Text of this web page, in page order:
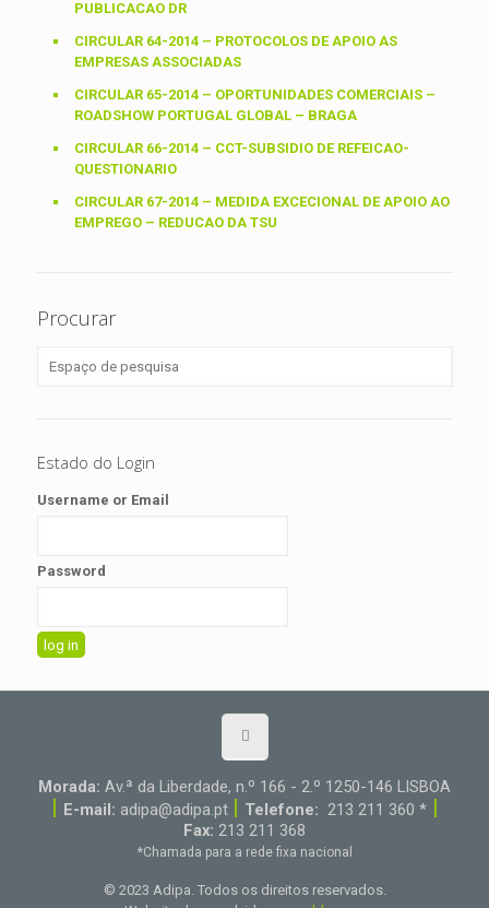
PUBLICACAO DR
CIRCULAR 64-2014 – PROTOCOLOS DE APOIO AS
EMPRESAS ASSOCIADAS
CIRCULAR 65-2014 – OPORTUNIDADES COMERCIAIS –
ROADSHOW PORTUGAL GLOBAL – BRAGA
CIRCULAR 66-2014 – CCT-SUBSIDIO DE REFEICAO-
QUESTIONARIO
CIRCULAR 67-2014 – MEDIDA EXCECIONAL DE APOIO AO
EMPREGO – REDUCAO DA TSU
Procurar
Estado do Login
Username or Email
Password
Morada: Av.ª da Liberdade, n.º 166 - 2.º 1250-146 LISBOA
| E-mail: adipa@adipa.pt | Telefone: 213 211 360 *|
Fax: 213 211 368
*Chamada para a rede fixa nacional
© 2023 Adipa. Todos os direitos reservados.